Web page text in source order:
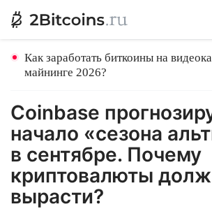
Как заработать биткоины на
майнинге 2026?
Coinbase
начало «сезона
в сентябре. Почему
криптовалюты
вырасти?